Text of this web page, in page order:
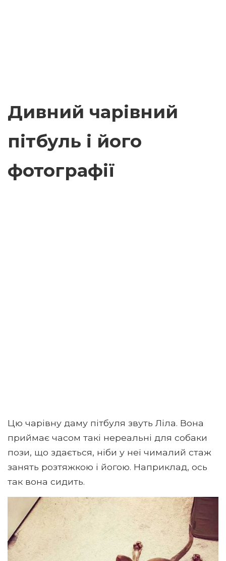
Дивний чарівний
пітбуль і його
фотографії
Цю чарівну даму пітбуля звуть Ліла. Вона
приймає часом такі нереальні для собаки
пози, що здається, ніби у неї чималий стаж
занять розтяжкою і йогою. Наприклад, ось
так вона сидить.